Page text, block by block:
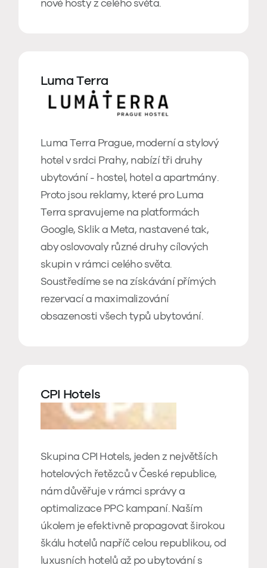
nové hosty z celého světa.
Luma Terra
Luma Terra Prague, moderní a stylový
hotel v srdci Prahy, nabízí tři druhy
ubytování - hostel, hotel a apartmány.
Proto jsou reklamy, které pro Luma
Terra spravujeme na platformách
Google, Sklik a Meta, nastavené tak,
aby oslovovaly různé druhy cílových
skupin v rámci celého světa.
Soustředíme se na získávání přímých
rezervací a maximalizování
obsazenosti všech typů ubytování.
CPI Hotels
Skupina CPI Hotels, jeden z největších
hotelových řetězců v České republice,
nám důvěřuje v rámci správy a
optimalizace PPC kampaní. Naším
úkolem je efektivně propagovat širokou
škálu hotelů napříč celou republikou, od
luxusních hotelů až po ubytování s